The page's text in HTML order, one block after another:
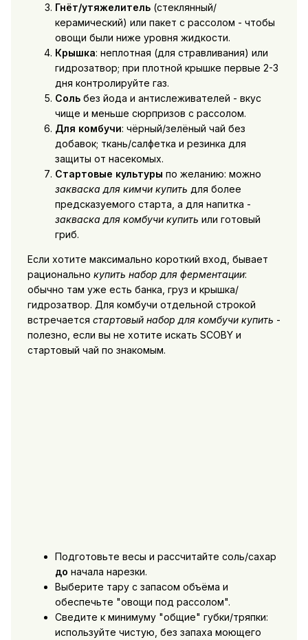
Гнёт/утяжелитель(стеклянный/
керамический) или пакет с рассолом - чтобы
овощи были ниже уровня жидкости.
Крышка: неплотная (для стравливания) или
гидрозатвор; при плотной крышке первые 2-3
дня контролируйте газ.
Сольбез йода и антислеживателей - вкус
чище и меньше сюрпризов с рассолом.
Для комбучи: чёрный/зелёный чай без
добавок; ткань/салфетка и резинка для
защиты от насекомых.
Стартовые культуры по желанию: можно
закваска для кимчи купить для более
предсказуемого старта, а для напитка -
закваска для комбучи купить или готовый
гриб.
Если хотите максимально короткий вход, бывает
рационально купить набор для ферментации:
обычно там уже есть банка, груз и крышка/
гидрозатвор. Для комбучи отдельной строкой
встречается стартовый набор для комбучи купить -
полезно, если вы не хотите искать SCOBY и
стартовый чай по знакомым.
Подготовьте весы и рассчитайте соль/сахар
до начала нарезки.
Выберите тару с запасом объёма и
обеспечьте "овощи под рассолом".
Сведите к минимуму "общие" губки/тряпки:
используйте чистую, без запаха моющего